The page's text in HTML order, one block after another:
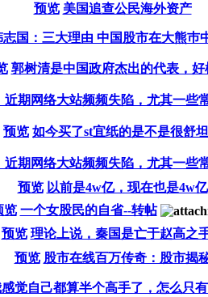
预览 美国追查公民海外资产
志国：三大理由 中国股市在大熊巿
郭树清是中国政府杰出的代表，好
近期网络大站频频失陷，尤其一些
预览 如今买了st宜纸的是不是很舒
近期网络大站频频失陷，尤其一些
预览 以前是4w亿，现在也是4w亿
览 一个女股民的自省--转帖
预览 理论上说，秦国是亡于赵高之
预览 股市在线百万传奇：股市揭
觉自己都算半个高手了，怎么只